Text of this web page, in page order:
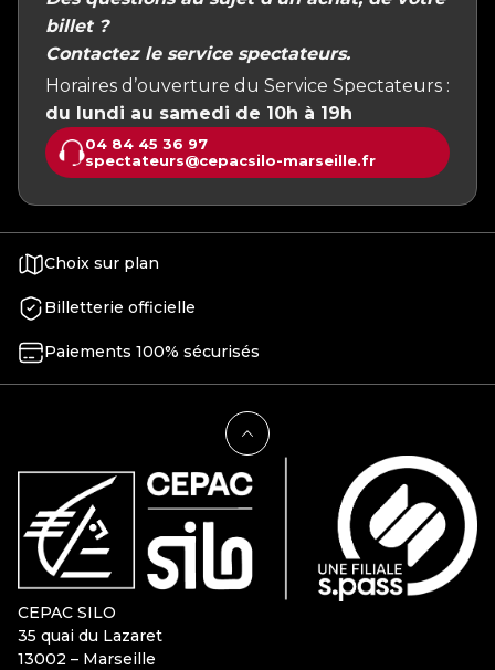
billet ?
Contactez le service spectateurs.
Horaires d’ouverture du Service Spectateurs :
du lundi au samedi de 10h à 19h
04 84 45 36 97
spectateurs@cepacsilo-marseille.fr
Choix sur plan
Billetterie officielle
Paiements 100% sécurisés
CEPAC SILO
35 quai du Lazaret
13002 – Marseille